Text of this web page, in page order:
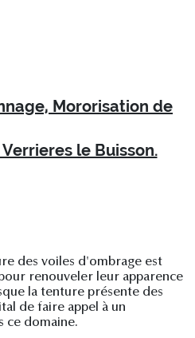
Mororisation de
le Buisson.
des voiles d'ombrage est
renouveler leur apparence
la tenture présente des
de faire appel à un
ce domaine.